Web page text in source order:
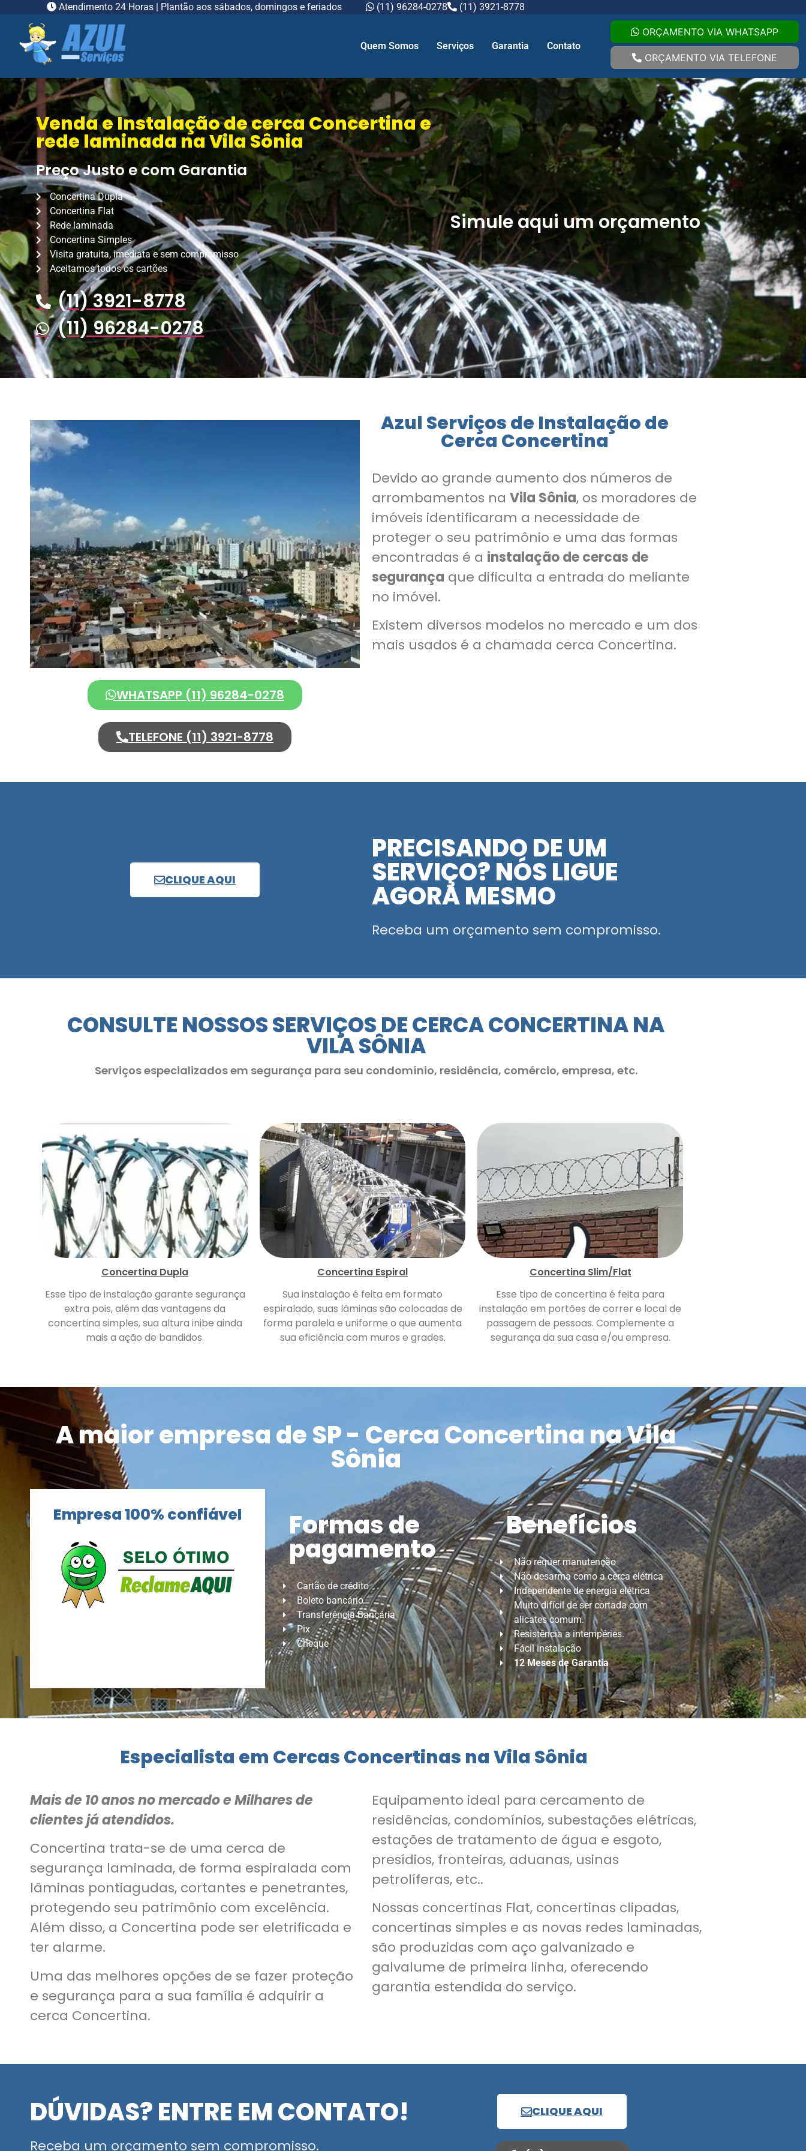
Atendimento 24 Horas | Plantão aos sábados, domingos e feriados (11) 96284-0278 (11) 3921-8778
Quem Somos Serviços Garantia Contato
ORÇAMENTO VIA WHATSAPP
ORÇAMENTO VIA TELEFONE
Venda e Instalação de cerca Concertina e
rede laminada na Vila Sônia
Preço Justo e com Garantia
Concertina Dupla
Concertina Flat
Rede laminada
Concertina Simples
Visita gratuita, imediata e sem compromisso
Aceitamos todos os cartões
(11) 3921-8778
(11) 96284-0278
Simule aqui um orçamento
WHATSAPP (11) 96284-0278
TELEFONE (11) 3921-8778
Azul Serviços de Instalação de
Cerca Concertina
Devido ao grande aumento dos números de
arrombamentos na Vila Sônia, os moradores de
imóveis identificaram a necessidade de
proteger o seu patrimônio e uma das formas
encontradas é a instalação de cercas de
segurança que dificulta a entrada do meliante
no imóvel.
Existem diversos modelos no mercado e um dos
mais usados é a chamada cerca Concertina.
CLIQUE AQUI
PRECISANDO DE UM
SERVIÇO? NÓS LIGUE
AGORA MESMO
Receba um orçamento sem compromisso.
CONSULTE NOSSOS SERVIÇOS DE CERCA CONCERTINA NA
VILA SÔNIA
Serviços especializados em segurança para seu condomínio, residência, comércio, empresa, etc.
Concertina Dupla
Esse tipo de instalação garante segurança
extra pois, além das vantagens da
concertina simples, sua altura inibe ainda
mais a ação de bandidos.
Concertina Espiral
Sua instalação é feita em formato
espiralado, suas lâminas são colocadas de
forma paralela e uniforme o que aumenta
sua eficiência com muros e grades.
Concertina Slim/Flat
Esse tipo de concertina é feita para
instalação em portões de correr e local de
passagem de pessoas. Complemente a
segurança da sua casa e/ou empresa.
A maior empresa de SP - Cerca Concertina na Vila
Sônia
Empresa 100% confiável Formas de
pagamento
Cartão de crédito
Boleto bancário
Transferência Bancária
Pix
Cheque
Benefícios
Não requer manutenção
Não desarma como a cerca elétrica
Independente de energia elétrica
Muito difícil de ser cortada com
alicates comum.
Resistência a intempéries.
Fácil instalação
12 Meses de Garantia
Especialista em Cercas Concertinas na Vila Sônia
Mais de 10 anos no mercado e Milhares de
clientes já atendidos.
Concertina trata-se de uma cerca de
segurança laminada, de forma espiralada com
lâminas pontiagudas, cortantes e penetrantes,
protegendo seu patrimônio com excelência.
Além disso, a Concertina pode ser eletrificada e
ter alarme.
Uma das melhores opções de se fazer proteção
e segurança para a sua família é adquirir a
cerca Concertina.
Equipamento ideal para cercamento de
residências, condomínios, subestações elétricas,
estações de tratamento de água e esgoto,
presídios, fronteiras, aduanas, usinas
petrolíferas, etc..
Nossas concertinas Flat, concertinas clipadas,
concertinas simples e as novas redes laminadas,
são produzidas com aço galvanizado e
galvalume de primeira linha, oferecendo
garantia estendida do serviço.
DÚVIDAS? ENTRE EM CONTATO!
Receba um orçamento sem compromisso.
CLIQUE AQUI